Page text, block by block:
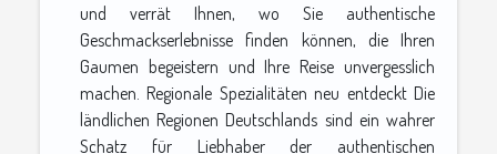
und verrät Ihnen, wo Sie authentische
Geschmackserlebnisse finden können, die Ihren
Gaumen begeistern und Ihre Reise unvergesslich
machen. Regionale Spezialitäten neu entdeckt Die
ländlichen Regionen Deutschlands sind ein wahrer
Schatz für Liebhaber der authentischen